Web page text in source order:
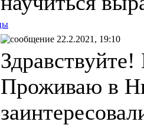
22.2.2021, 19:10
Проживаю в